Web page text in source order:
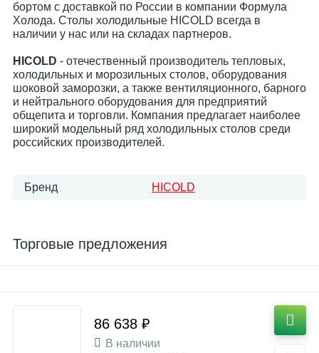
бортом с доставкой по России в компании Формула
Холода. Столы холодильные HICOLD всегда в
наличии у нас или на складах партнеров.
HICOLD - отечественный производитель тепловых,
холодильных и морозильных столов, оборудования
шоковой заморозки, а также вентиляционного, барного
и нейтрального оборудования для предприятий
общепита и торговли. Компания предлагает наиболее
широкий модельный ряд холодильных столов среди
российских производителей.
Бренд HICOLD
Торговые предложения
86 638 ₽
В наличии